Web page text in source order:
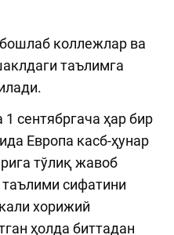
коллежлар ва
таълимга
сентябргача ҳар бир
Европа касб-ҳунар
тўлиқ жавоб
таълими сифатини
хорижий
ҳолда биттадан